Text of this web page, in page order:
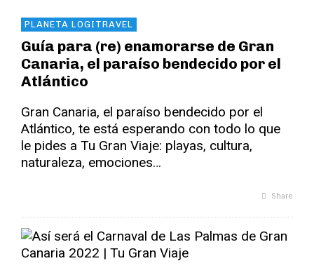
PLANETA LOGITRAVEL
Guía para (re) enamorarse de Gran
Canaria, el paraíso bendecido por el
Atlántico
Gran Canaria, el paraíso bendecido por el
Atlántico, te está esperando con todo lo que
le pides a Tu Gran Viaje: playas, cultura,
naturaleza, emociones…
Share